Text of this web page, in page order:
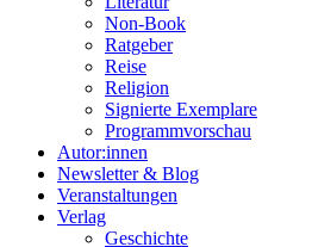
Non-Book
Ratgeber
Reise
Religion
Signierte Exemplare
Programmvorschau
Autor:innen
Newsletter & Blog
Veranstaltungen
Verlag
Geschichte